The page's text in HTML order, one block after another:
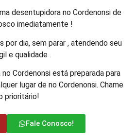
desentupidora no Cordenonsi de
imediatamente !
por dia, sem parar , atendendo seu
e qualidade .
Cordenonsi está preparada para
lugar de no Cordenonsi. Chame
prioritário!
Fale Conosco!